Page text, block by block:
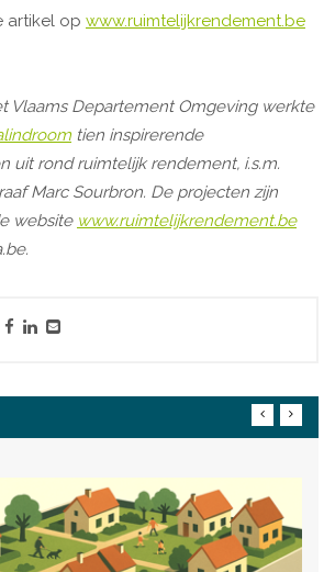
artikel op www.ruimtelijkrendement.be
Vlaams Departement Omgeving werkte
tien inspirerende
uit rond ruimtelijk rendement, i.s.m.
Marc Sourbron. De projecten zijn
website www.ruimtelijkrendement.be